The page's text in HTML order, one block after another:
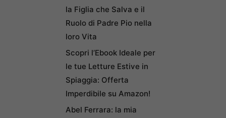
la Figlia che Salva e il
Ruolo di Padre Pio nella
loro Vita
Scopri l’Ebook Ideale per
le tue Letture Estive in
Spiaggia: Offerta
Imperdibile su Amazon!
Abel Ferrara: la mia